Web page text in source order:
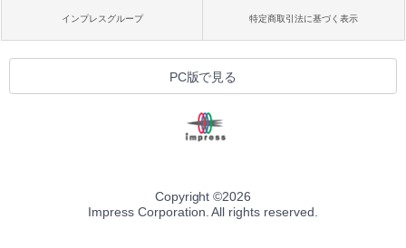
インプレスグループ 特定商取引法に基づく表示
PC版で見る
Copyright ©2026
Impress Corporation. All rights reserved.